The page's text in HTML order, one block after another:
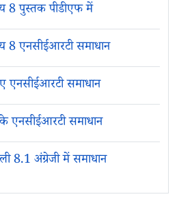
8 पुस्तक पीडीएफ में
8 एनसीईआरटी समाधान
एनसीईआरटी समाधान
एनसीईआरटी समाधान
8.1 अंग्रेजी में समाधान